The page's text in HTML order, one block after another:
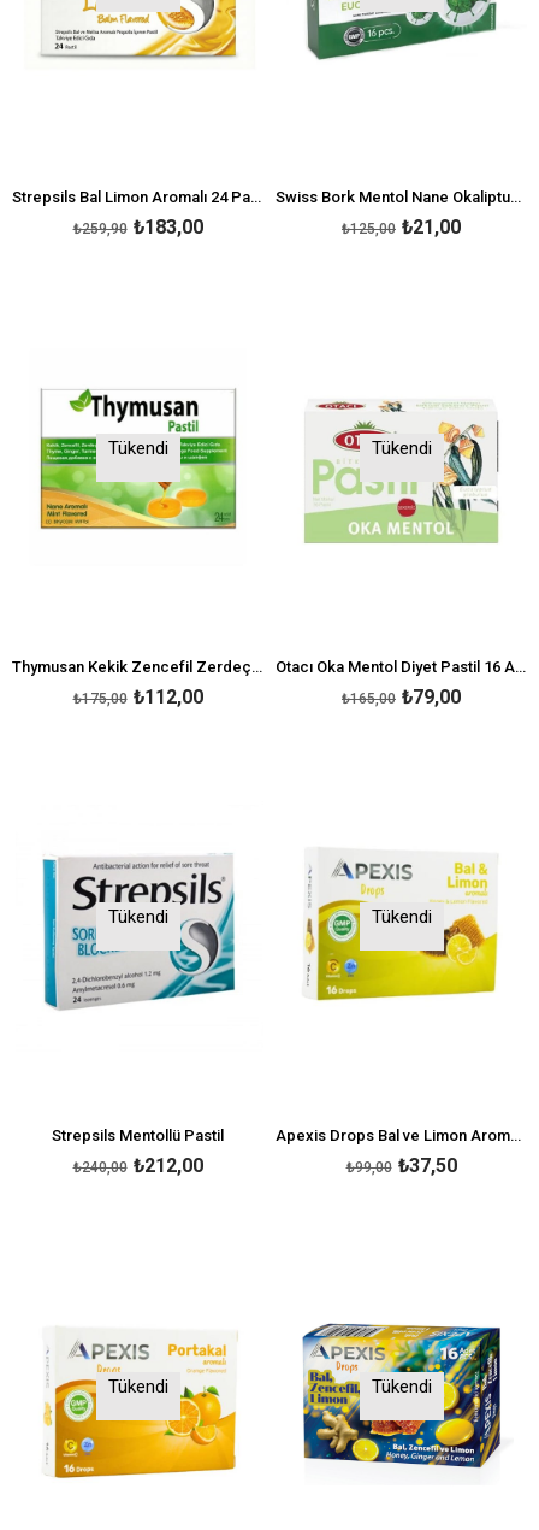
Strepsils Bal Limon Aromalı 24 Pastil
₺183,00
₺259,90
Swiss Bork Mentol Nane Okaliptus Pastil 16'lı
₺21,00
₺125,00
Tükendi
Thymusan Kekik Zencefil Zerdeçal Adaçayı 24 Pastil
₺112,00
₺175,00
Tükendi
Otacı Oka Mentol Diyet Pastil 16 Adet
₺79,00
₺165,00
Tükendi
Strepsils Mentollü Pastil
₺212,00
₺240,00
Tükendi
Apexis Drops Bal ve Limon Aromalı Pastil 16'lı
₺37,50
₺99,00
Tükendi Tükendi